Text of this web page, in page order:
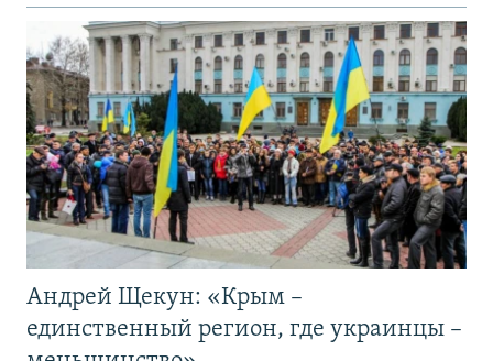
Андрей Щекун: «Крым –
единственный регион, где украинцы –